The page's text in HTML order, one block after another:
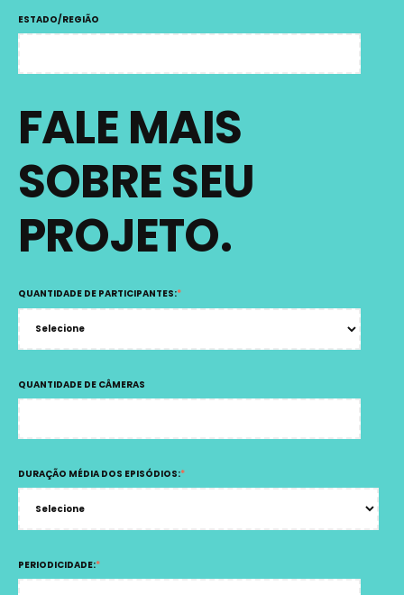
ESTADO/REGIÃO
FALE MAIS
SOBRE SEU
PROJETO.
QUANTIDADE DE PARTICIPANTES:*
QUANTIDADE DE CÂMERAS
DURAÇÃO MÉDIA DOS EPISÓDIOS:*
PERIODICIDADE:*